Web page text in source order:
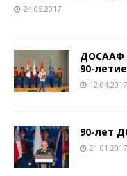
24.05.2017
ДОСААФ
90-летие
12.04.2017
90-лет
21.01.2017